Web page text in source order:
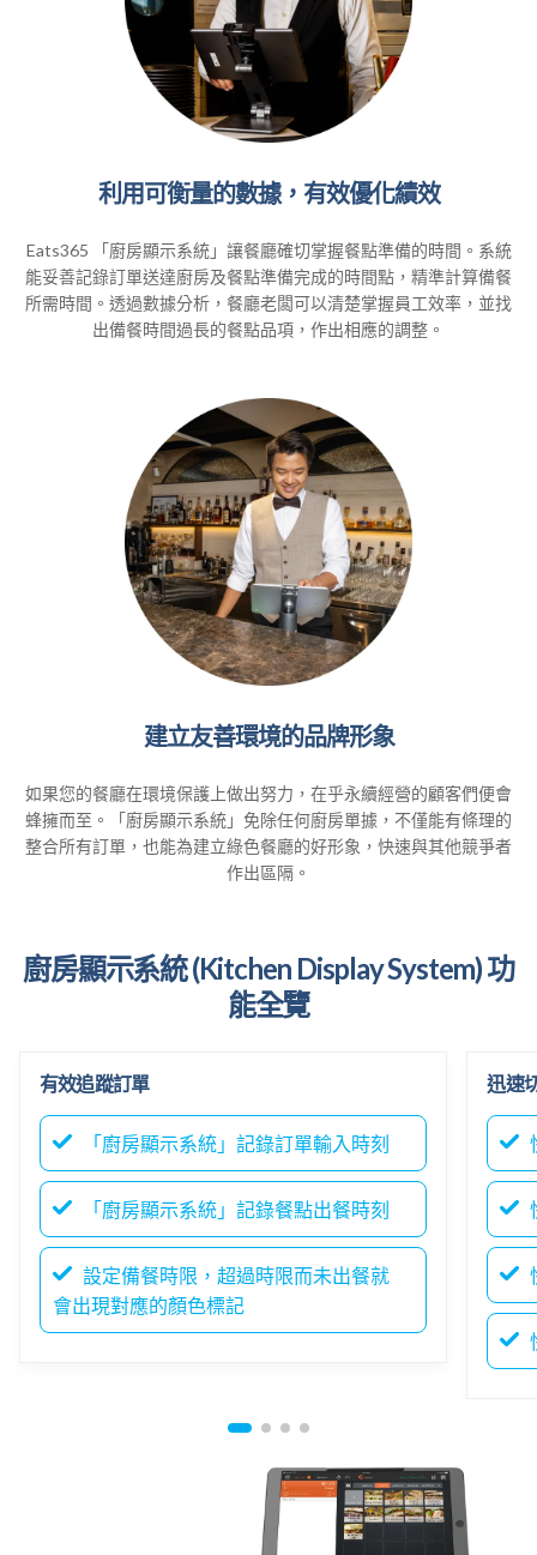
利用可衡量的數據，有效優化績效
Eats365 「廚房顯示系統」讓餐廳確切掌握餐點準備的時間。系統
能妥善記錄訂單送達廚房及餐點準備完成的時間點，精準計算備餐
所需時間。透過數據分析，餐廳老闆可以清楚掌握員工效率，並找
出備餐時間過長的餐點品項，作出相應的調整。
建立友善環境的品牌形象
如果您的餐廳在環境保護上做出努力，在乎永續經營的顧客們便會
蜂擁而至。「廚房顯示系統」免除任何廚房單據，不僅能有條理的
整合所有訂單，也能為建立綠色餐廳的好形象，快速與其他競爭者
作出區隔。
廚房顯示系統 (Kitchen Display System) 功
能全覽
有效追蹤訂單
「廚房顯示系統」記錄訂單輸入時刻
「廚房顯示系統」記錄餐點出餐時刻
設定備餐時限，超過時限而未出餐就
會出現對應的顏色標記
迅速